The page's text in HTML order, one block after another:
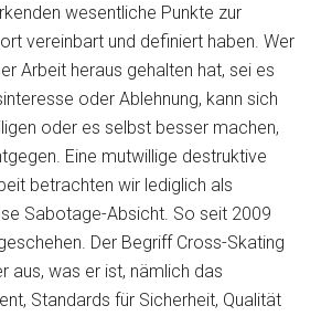
wesentliche Punkte zur
vereinbart und definiert haben. Wer
Arbeit heraus gehalten hat, sei es
oder Ablehnung, kann sich
oder es selbst besser machen,
Eine mutwillige destruktive
betrachten wir lediglich als
Sabotage-Absicht. So seit 2009
Der Begriff Cross-Skating
aus, was er ist, nämlich das
Standards für Sicherheit, Qualität